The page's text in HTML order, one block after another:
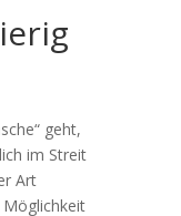
geht,
im Streit
Art